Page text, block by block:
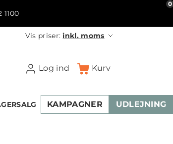
1100
Vis priser:inkl. moms
Log ind Kurv
0
KAMPAGNER UDLEJNING